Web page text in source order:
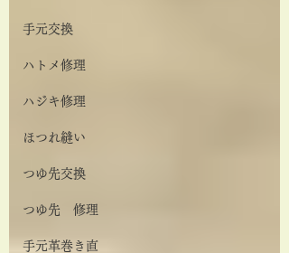
手元交換
ハトメ修理
ハジキ修理
ほつれ縫い
つゆ先交換
つゆ先 修理
手元革巻き直